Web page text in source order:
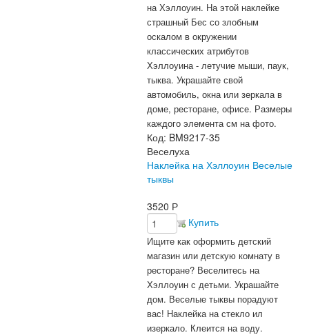
на Хэллоуин. На этой наклейке
страшный Бес со злобным
оскалом в окружении
классических атрибутов
Хэллоуина - летучие мыши, паук,
тыква. Украшайте свой
автомобиль, окна или зеркала в
доме, ресторане, офисе. Размеры
каждого элемента см на фото.
Код: BM9217-35
Веселуха
Наклейка на Хэллоуин Веселые
тыквы
3520 Р
Купить
Ищите как оформить детский
магазин или детскую комнату в
ресторане? Веселитесь на
Хэллоуин с детьми. Украшайте
дом. Веселые тыквы порадуют
вас! Наклейка на стекло ил
изеркало. Клеится на воду.